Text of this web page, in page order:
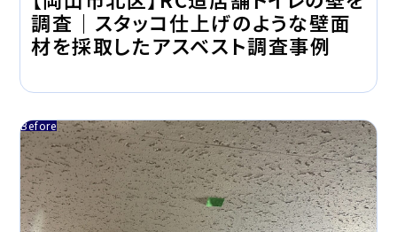
調査｜スタッコ仕上げのような壁面
材を採取したアスベスト調査事例